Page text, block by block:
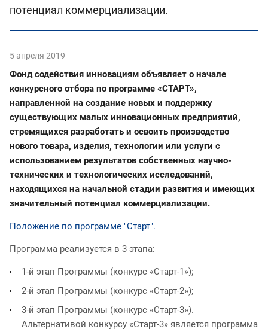
потенциал коммерциализации.
5 апреля 2019
Фонд содействия инновациям объявляет о начале
конкурсного отбора по программе «СТАРТ»,
направленной на создание новых и поддержку
существующих малых инновационных предприятий,
стремящихся разработать и освоить производство
нового товара, изделия, технологии или услуги с
использованием результатов собственных научно-
технических и технологических исследований,
находящихся на начальной стадии развития и имеющих
значительный потенциал коммерциализации.
Положение по программе "Старт".
Программа реализуется в 3 этапа:
1-й этап Программы (конкурс «Старт-1»);
2-й этап Программы (конкурс «Старт-2»);
3-й этап Программы (конкурс «Старт-3»).
Альтернативой конкурсу «Старт-3» является программа